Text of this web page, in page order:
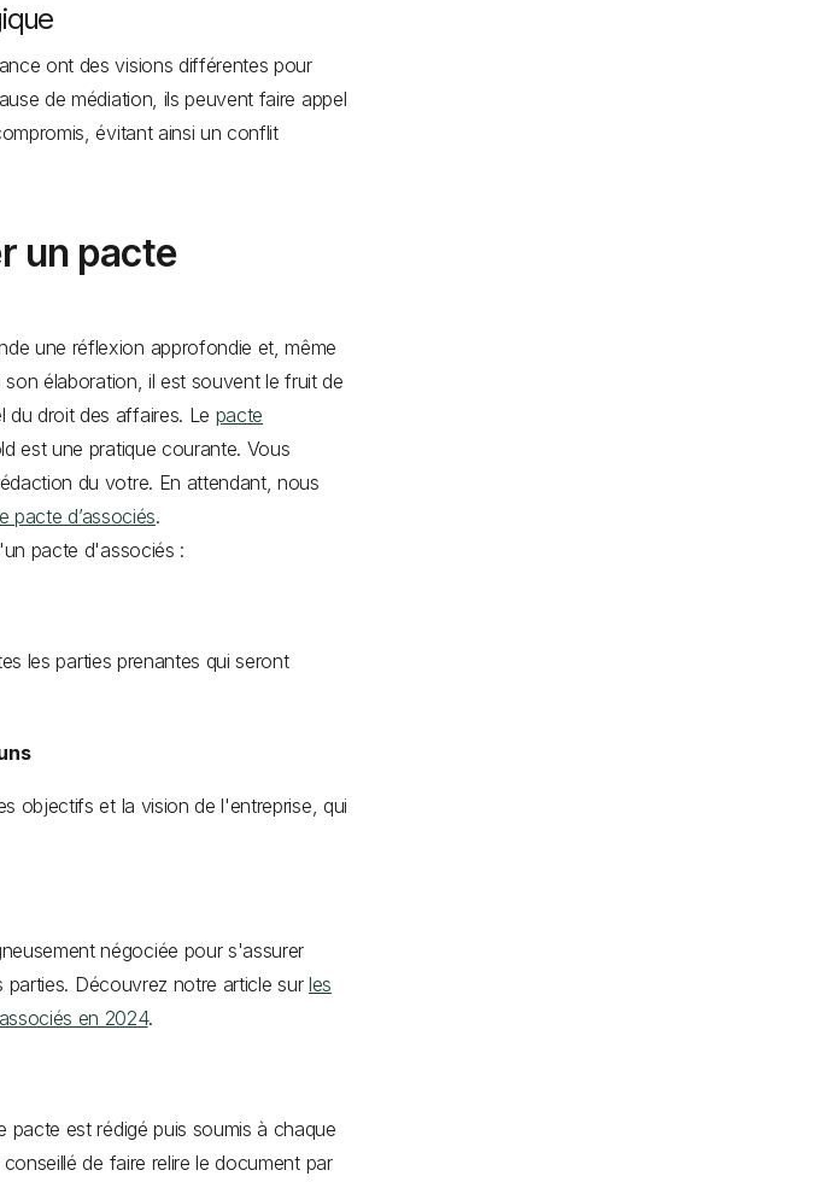
ont des visions différentes pour
de médiation, ils peuvent faire appel
évitant ainsi un conflit
un pacte
une réflexion approfondie et, même
son élaboration, il est souvent le fruit de
droit des affaires. Le pacte
est une pratique courante. Vous
du votre. En attendant, nous
pacte d’associés.
pacte d'associés :
les parties prenantes qui seront
objectifs et la vision de l'entreprise, qui
négociée pour s'assurer
Découvrez notre article sur les
en 2024.
pacte est rédigé puis soumis à chaque
de faire relire le document par